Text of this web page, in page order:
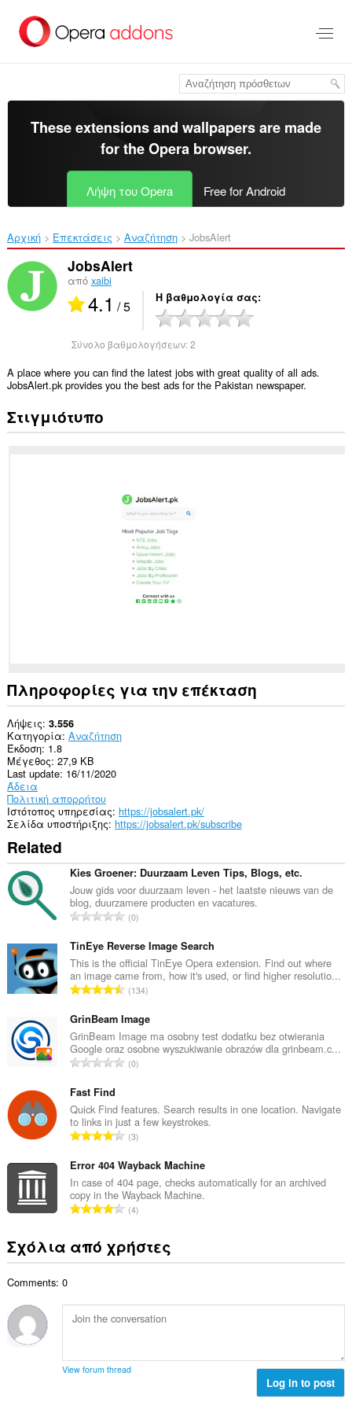
στο
κύριο
These extensions and wallpapers are made
for theOpera browser.
Λήψη του Opera Free for Android
Αρχική Επεκτάσεις Αναζήτηση JobsAlert‎
JobsAlert
από xaibi
4.1 / 5 Η βαθμολογία σας
Σύνολο βαθμολογήσεων:2
A place where you can find the latest jobs with great quality of all ads.
JobsAlert.pk provides you the best ads for the Pakistan newspaper.
Στιγμιότυπο
Πληροφορίες για την επέκταση
Λήψεις 3.556
Κατηγορία Αναζήτηση
Έκδοση 1.8
Μέγεθος 27,9 KB
Last update 16/11/2020
Άδεια
Πολιτική απορρήτου
Ιστότοπος υπηρεσίας https://jobsalert.pk/
Σελίδα υποστήριξης https://jobsalert.pk/subscribe
Related
Kies Groener: Duurzaam Leven Tips, Blogs, etc.
Jouw gids voor duurzaam leven - het laatste nieuws van de
blog, duurzamere producten en vacatures.
Σ
ν
ο
λ
ο
α
θ
μ
ο
ο
γ
ή
ε
ω
ν
:
0
TinEye Reverse Image Search
This is the official TinEye Opera extension. Find out where
an image came from, how it's used, or find higher resolutio...
Σ
ν
ο
λ
ο
θ
μ
ο
λ
ο
γ
ή
ε
ω
134
GrinBeam Image
GrinBeam Image ma osobny test dodatku bez otwierania
Google oraz osobne wyszukiwanie obrazów dla grinbeam.c...
Σ
ο
λ
ο
α
θ
μ
ο
ο
γ
ε
:
0
Fast Find
Quick Find features. Search results in one location. Navigate
to links in just a few keystrokes.
Σ
ν
ο
λ
ο
α
θ
λ
ο
σ
3
Error 404 Wayback Machine
In case of 404 page, checks automatically for an archived
copy in the Wayback Machine.
Σ
ο
β
α
ο
4
Σχόλια από χρήστες
Comments: 0
View forum thread
Log in to post